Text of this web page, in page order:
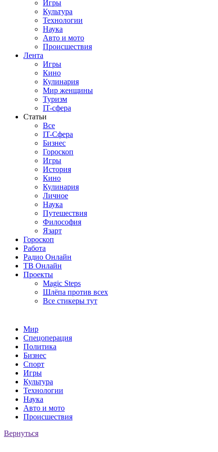
Игры
Культура
Технологии
Наука
Авто и мото
Происшествия
Лента
Игры
Кино
Кулинария
Мир женщины
Туризм
IT-сфера
Статьи
Все
IT-Сфера
Бизнес
Гороскоп
Игры
История
Кино
Кулинария
Личное
Наука
Путешествия
Философия
Язарт
Гороскоп
Работа
Радио Онлайн
ТВ Онлайн
Проекты
Magic Steps
Шлёпа против всех
Все стикеры тут
Мир
Спецоперация
Политика
Бизнес
Спорт
Игры
Культура
Технологии
Наука
Авто и мото
Происшествия
Вернуться